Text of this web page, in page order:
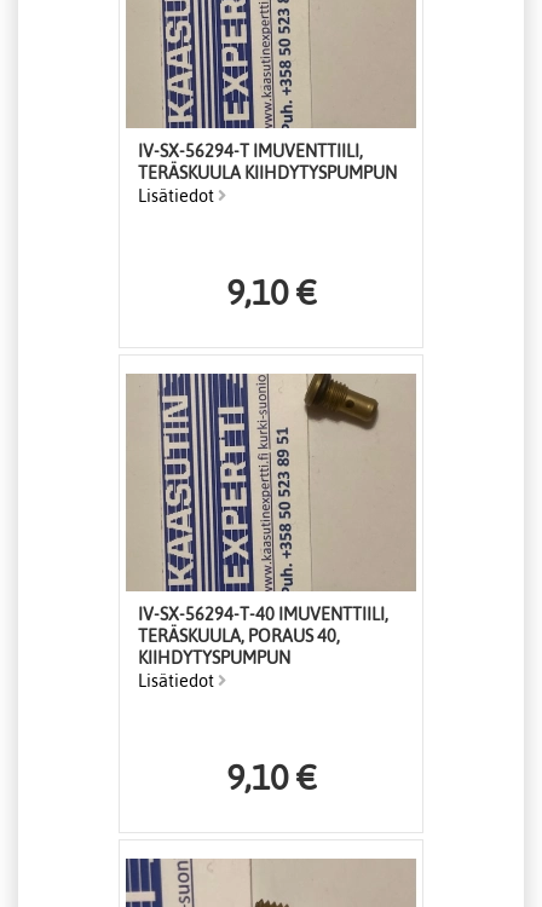
IV-SX-56294-T IMUVENTTIILI,
TERÄSKUULA KIIHDYTYSPUMPUN
Lisätiedot
9,10 €
IV-SX-56294-T-40 IMUVENTTIILI,
TERÄSKUULA, PORAUS 40,
KIIHDYTYSPUMPUN
Lisätiedot
9,10 €